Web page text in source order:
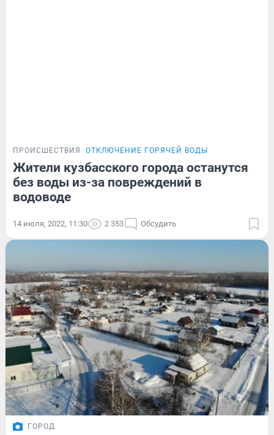
ПРОИСШЕСТВИЯ ОТКЛЮЧЕНИЕ ГОРЯЧЕЙ ВОДЫ
Жители кузбасского города останутся
без воды из-за повреждений в
водоводе
14 июля, 2022, 11:30 2 353 Обсудить
ГОРОД